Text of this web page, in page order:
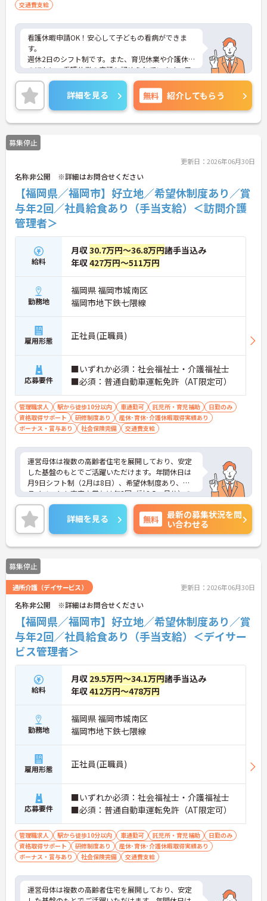
交通費支給
看護休暇申請OK！安心して子どもの看病ができま
す。
週休2日のシフト制です。また、育児休業や介護休業
のほかに、看護休業の申請も認められています。子
どもが急な発熱でも安心して休みを取れる環境作
り。家族を優先させて働くことができます。
ぜひご応募お待ちしております！
詳細を見る 無料 紹介してもらう
募集停止
更新日：2026年06月30日
名称非公開 ※詳細はお問合せください
【福岡県／福岡市】好立地／希望休制度あり／賞
与年2回／社員給食あり（手当支給）＜訪問介護
管理者＞
給料
月収30.7万円～36.8万円諸手当込み
年収427万円～511万円
勤務地
福岡県 福岡市城南区
福岡市地下鉄七隈線
雇用形態 正社員(正職員)
応募要件
■いずれか必須：社会福祉士・介護福祉士
■必須：普通自動車運転免許（AT限定可）
管理職求人 駅から徒歩10分以内 車通勤可 託児所・育児補助
日勤のみ
資格取得サポート
研修制度あり
産休･育休･介護休暇取得実績あり
ボーナス・賞与あり
社会保険完備 交通費支給
運営母体は複数の高齢者住宅を展開しており、安定
した基盤のもとでご活躍いただけます。年間休日は
月9日シフト制（2月は8日）、希望休制度あり、プ
ライベートも充実♪賞与は年2回（計2.5ヶ月分）の
実績があり、頑張りが評価される環境です。社員給
食（食事補助手当5,600円支給）や育児給付金制度
（最大10万円支給）など、福利厚生も魅力。社内研
修や資格取得支援制度（対象資格の取得費用を最大
10万円まで補助）も整っており、スキルアップを目
指せます。福祉施設でのマネジメント経験を活かし
たい方、スタッフ育成やより良い施設づくりに情熱
を注げる方、ワークライフバランスを大切にしなが
らキャリアアップを目指したい方をお待ちしていま
す。
詳細を見る 無料
最新の募集状況を問
い合わせる
募集停止
通所介護（デイサービス） 更新日：2026年06月30日
名称非公開 ※詳細はお問合せください
【福岡県／福岡市】好立地／希望休制度あり／賞
与年2回／社員給食あり（手当支給）＜デイサー
ビス管理者＞
給料
月収 29.5万円～34.1万円諸手当込み
年収412万円～478万円
勤務地
福岡県 福岡市城南区
福岡市地下鉄七隈線
雇用形態 正社員(正職員)
応募要件
■いずれか必須：社会福祉士・介護福祉士
■必須：普通自動車運転免許（AT限定可）
管理職求人 駅から徒歩10分以内 車通勤可 託児所・育児補助
日勤のみ
資格取得サポート
研修制度あり
産休･育休･介護休暇取得実績あり
ボーナス・賞与あり
社会保険完備 交通費支給
運営母体は複数の高齢者住宅を展開しており、安定